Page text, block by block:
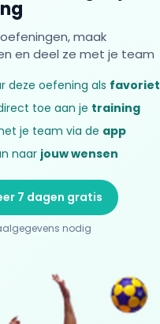
maak
en deel ze met je team
deze oefening als favoriet
toe aan je training
je team via de app
naar jouw wensen
7 dagen gratis
nodig